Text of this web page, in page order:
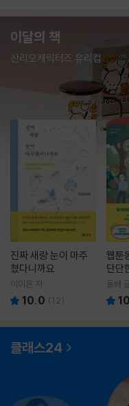
이달의 책
산리오캐릭터즈 유리컵
진짜 새랑 눈이 마주
쳤다니까요
이이은 저
10.0 (12)
웹툰
단단
돌배
클래스24